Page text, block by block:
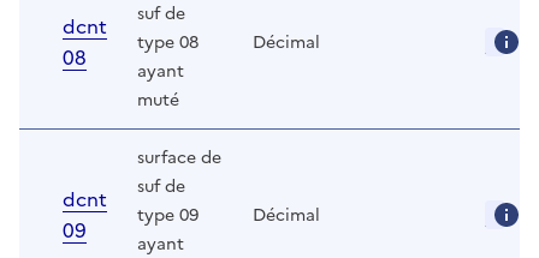
dcnt
08
suf de
type 08
ayant
muté
Décimal
dcnt
09
surface de
suf de
type 09
ayant
Décimal